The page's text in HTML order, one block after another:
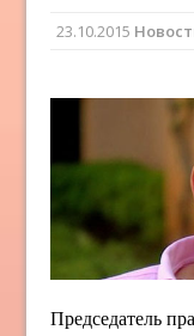
23.10.2015
Председатель